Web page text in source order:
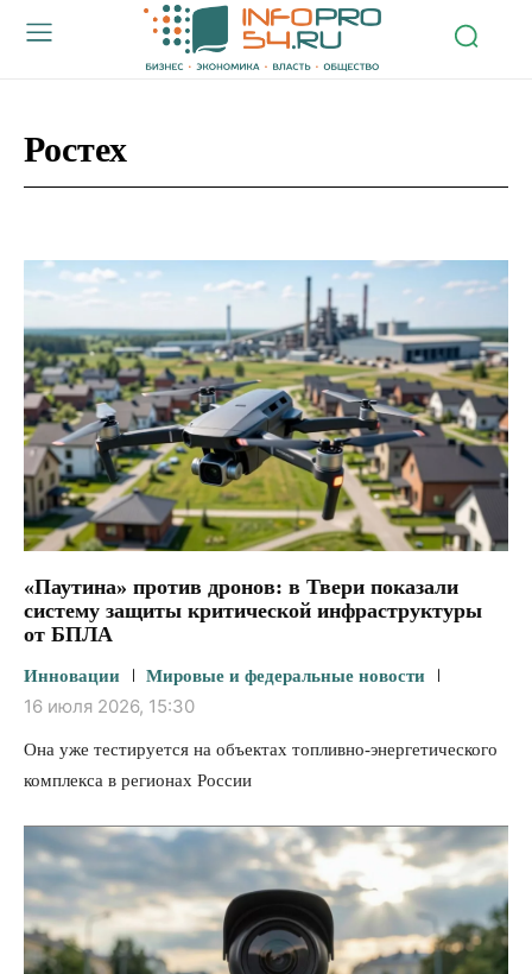
Ростех
«Паутина» против дронов: в Твери показали
систему защиты критической инфраструктуры
от БПЛА
Инновации Мировые и федеральные новости
16 июля 2026, 15:30
Она уже тестируется на объектах топливно‑энергетического
комплекса в регионах России